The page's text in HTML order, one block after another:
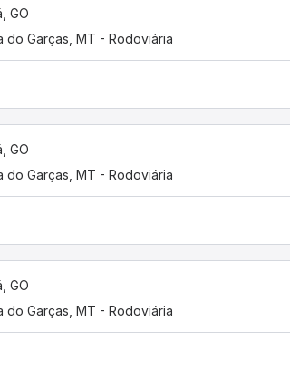
GO
do Garças, MT - Rodoviária
GO
do Garças, MT - Rodoviária
GO
do Garças, MT - Rodoviária